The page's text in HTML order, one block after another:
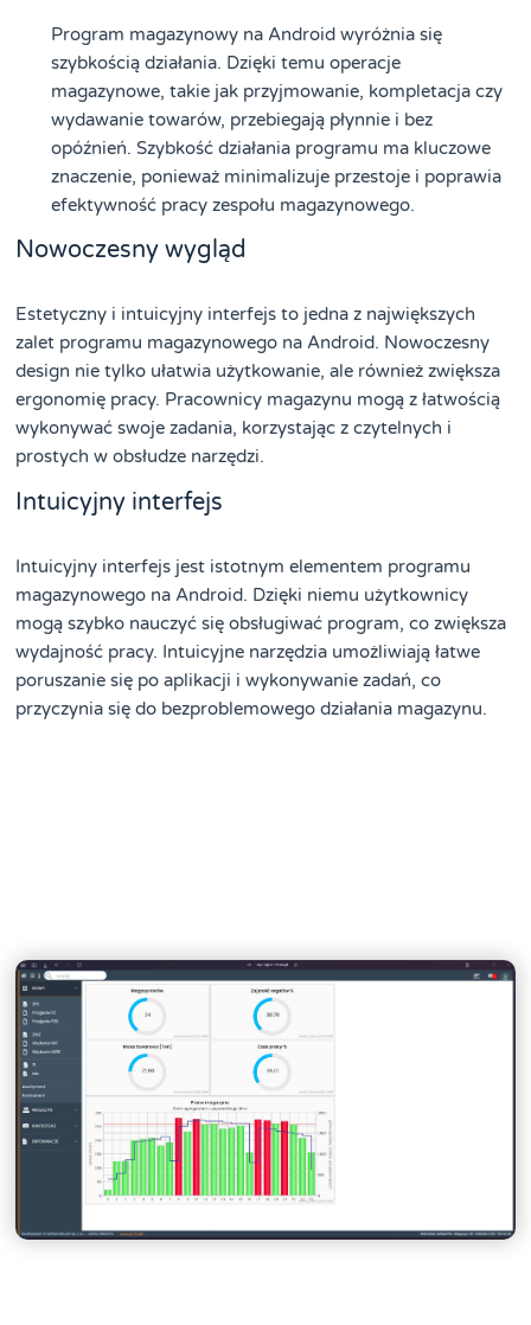
Program magazynowy na Android wyróżnia się
szybkością działania. Dzięki temu operacje
magazynowe, takie jak przyjmowanie, kompletacja czy
wydawanie towarów, przebiegają płynnie i bez
opóźnień. Szybkość działania programu ma kluczowe
znaczenie, ponieważ minimalizuje przestoje i poprawia
efektywność pracy zespołu magazynowego.
Nowoczesny wygląd
Estetyczny i intuicyjny interfejs to jedna z największych
zalet programu magazynowego na Android. Nowoczesny
design nie tylko ułatwia użytkowanie, ale również zwiększa
ergonomię pracy. Pracownicy magazynu mogą z łatwością
wykonywać swoje zadania, korzystając z czytelnych i
prostych w obsłudze narzędzi.
Intuicyjny interfejs
Intuicyjny interfejs jest istotnym elementem programu
magazynowego na Android. Dzięki niemu użytkownicy
mogą szybko nauczyć się obsługiwać program, co zwiększa
wydajność pracy. Intuicyjne narzędzia umożliwiają łatwe
poruszanie się po aplikacji i wykonywanie zadań, co
przyczynia się do bezproblemowego działania magazynu.